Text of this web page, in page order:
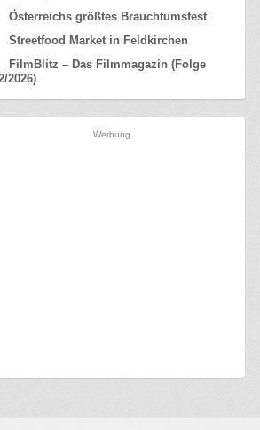
Österreichs größtes Brauchtumsfest
Streetfood Market in Feldkirchen
FilmBlitz – Das Filmmagazin (Folge
2026)
Werbung